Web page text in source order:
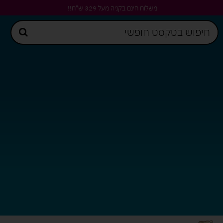
משלוח חינם בקניה מעל 329 ש"ח!!